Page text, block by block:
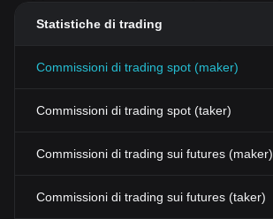
Statistiche di trading
Commissioni di trading spot (maker)
Commissioni di trading spot (taker)
Commissioni di trading sui futures (maker)
Commissioni di trading sui futures (taker)